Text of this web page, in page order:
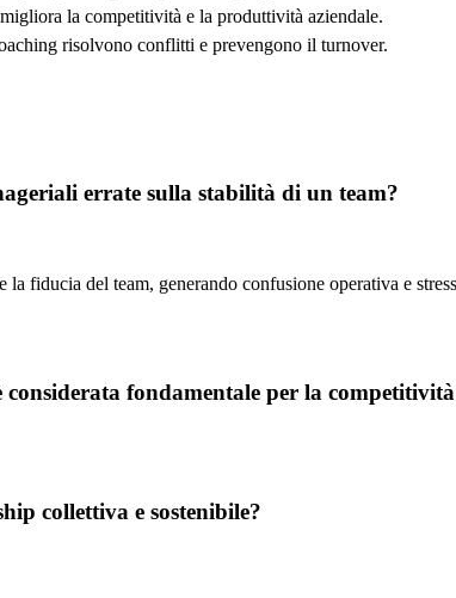
la competitività e la produttività aziendale.
risolvono conflitti e prevengono il turnover.
errate sulla stabilità di un team?
la fiducia del team, generando confusione operativa e
fondamentale per la
collettiva e sostenibile?